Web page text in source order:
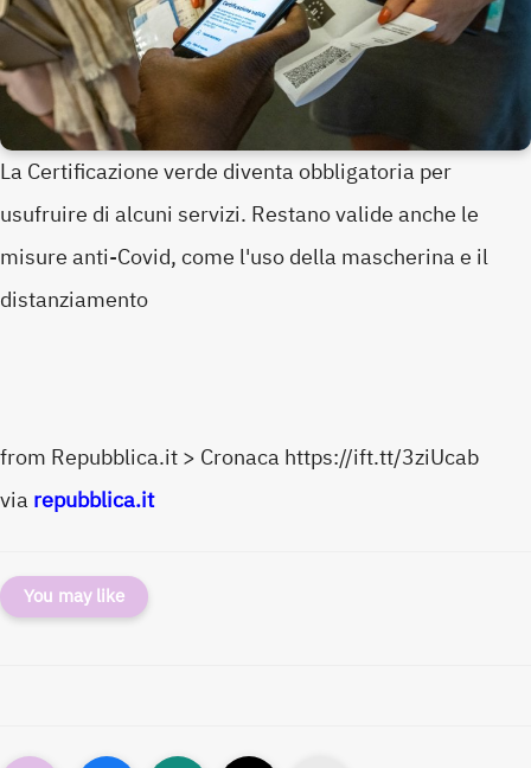
La Certificazione verde diventa obbligatoria per
usufruire di alcuni servizi. Restano valide anche le
misure anti-Covid, come l'uso della mascherina e il
distanziamento
from Repubblica.it > Cronaca https://ift.tt/3ziUcab
via repubblica.it
You may like